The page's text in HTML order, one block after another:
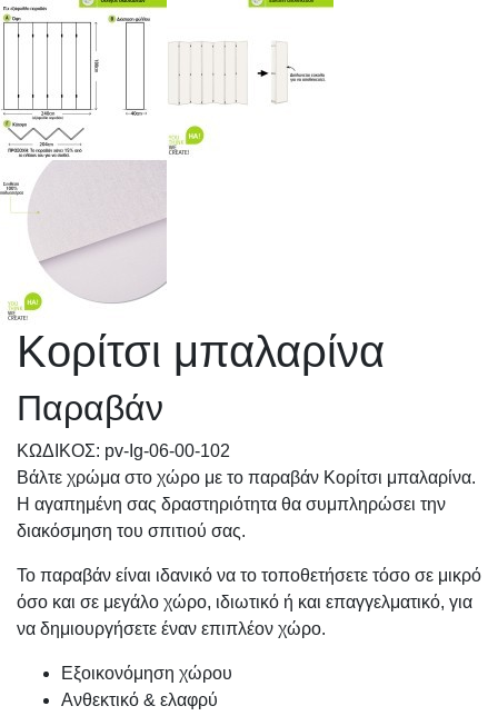
Κορίτσι μπαλαρίνα
Παραβάν
KΩΔΙΚΟΣ: pv-Ig-06-00-102
Βάλτε χρώμα στο χώρο με το παραβάν Κορίτσι μπαλαρίνα.
Η αγαπημένη σας δραστηριότητα θα συμπληρώσει την
διακόσμηση του σπιτιού σας.
Το παραβάν είναι ιδανικό να το τοποθετήσετε τόσο σε μικρό
όσο και σε μεγάλο χώρο, ιδιωτικό ή και επαγγελματικό, για
να δημιουργήσετε έναν επιπλέον χώρο.
Εξοικονόμηση χώρου
Ανθεκτικό & ελαφρύ